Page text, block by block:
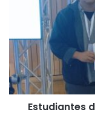
d
a
n
t
Estudiantes